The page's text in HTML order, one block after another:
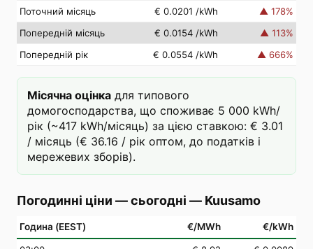
Поточний місяць
€ 0.0201 /kWh ▲ 178%
Попередній місяць
€ 0.0154 /kWh ▲ 113%
Попередній рік
€ 0.0554 /kWh ▲ 666%
Місячна оцінка для типового
домогосподарства, що споживає 5 000 kWh/
рік (~417 kWh/місяць) за цією ставкою: € 3.01
/ місяць (€ 36.16 / рік оптом, до податків і
мережевих зборів).
Погодинні ціни — сьогодні — Kuusamo
Година (EEST) €/MWh €/kWh